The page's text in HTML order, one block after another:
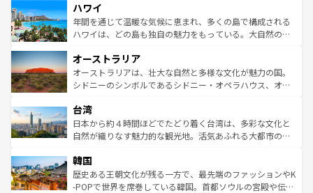
ば市内交通費無料で観光を楽しむこともできる。 なお、新
着のスイス情報はコンテンツ一覧 を参照してほしい。
のような巨大都市は、観光、ショッピング、エンターテイ
ンメントが詰まった刺激的なスポットだ。一方、アメリカ
西部には大自然が広がり、グランドキャニオンやイエロー
部のニューオーリンズでは、音楽と美食が融合した独特の
文化が魅力。旅行者はアメリカの各地域で異なる魅力を楽
しみながら、その多様性と豊かな歴史を感じることができ
ならではの贅沢な旅のスタイルだ。 なお、新着のアメリカ
情報はコンテンツ一覧を参照してほしい。
ハワイ
年間を通じて温暖な気候に恵まれ、多くの島で構成される
ハワイは、どの島も独自の魅力をもっている。大自然の神
ワイ島は見逃せない。また、定番の観光地といえばオアフ
島だが、静かな自然を求めるならマウイ島やカウアイ島が
おすすめ。エメラルドグリーンに輝く海をはじめ、豊かな
れるおもてなしの心で訪れる人々を迎えてくれるハワイの
人々、おいしいローカルフードやハワイアンミュージッ
ク、伝統的なフラダンスなど、すべてがハワイの魅力を彩
ワイを、存分に味わってほしい。 なお、新着のハワイ情報
はコンテンツ一覧を参照してほしい。
オーストラリア
オーストラリアは、壮大な自然と多様な文化が魅力の国。
シドニーのシンボルであるシドニー・オペラハウス、オー
リアリーフや大陸中央部にそびえるウルル（エアーズロッ
ク）、タスマニアの美しい原生林やケアンズの熱帯雨林な
ど、見どころがたくさん。また、カフェやワイン、オージ
いる。アクティビティも充実しており、サーフィンやダイ
ビング、ハイキングなど、アウトドア好きにはたまらな
い。オーストラリアの多彩な魅力を存分に味わいつくそ
台湾
日本から約４時間ほどでたどり着く台湾は、多彩な文化と
自然が織りなす魅力的な観光地。活気あふれる大都市の台
ン）、静ひつな山岳地帯である台湾東部など、都市の喧騒
と山間の静けさが共存しており、訪れる人に新しい発見と
驚きをもたらしてくれる。また、奥深い台湾の食文化も魅
韓国
歴史ある王朝文化が残る一方で、最先端のファッションやK
-POPで世界を席巻している韓国。首都ソウルの宮殿や伝統